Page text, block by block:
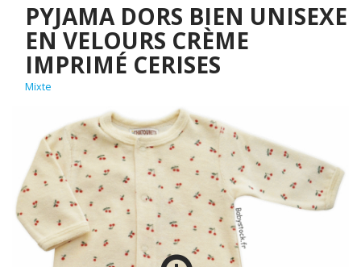
PYJAMA DORS BIEN UNISEXE
EN VELOURS CRÈME
IMPRIMÉ CERISES
Mixte